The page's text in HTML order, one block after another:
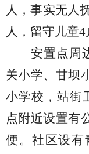
人，事实无人
人， 留守儿童4
安置点周
关小学、甘坝
小学校，站街
点附近设置有
便。社区设有